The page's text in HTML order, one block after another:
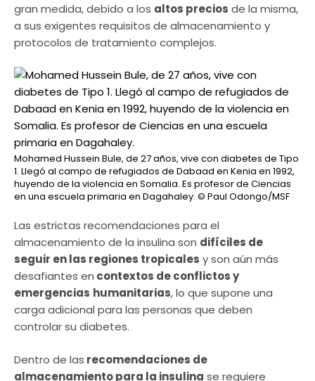
gran medida, debido a los altos precios de la misma,
a sus exigentes requisitos de almacenamiento y
protocolos de tratamiento complejos.
Mohamed Hussein Bule, de 27 años, vive con diabetes de Tipo
1. Llegó al campo de refugiados de Dabaad en Kenia en 1992,
huyendo de la violencia en Somalia. Es profesor de Ciencias
en una escuela primaria en Dagahaley. © Paul Odongo/MSF
Las estrictas recomendaciones para el
almacenamiento de la insulina son difíciles de
seguir en las regiones tropicales y son aún más
desafiantes en contextos de conflictos y
emergencias humanitarias, lo que supone una
carga adicional para las personas que deben
controlar su diabetes.
Dentro de las recomendaciones de
almacenamiento para la insulina se requiere